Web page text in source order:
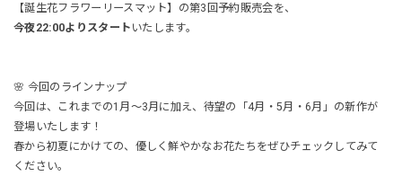
【誕生花フラワーリースマット】の第3回予約販売会を、
今夜22:00よりスタート いたします。
🌸 今回のラインナップ
今回は、これまでの1月〜3月に加え、待望の「4月・5月・6月」の新作が
登場いたします！
春から初夏にかけての、優しく鮮やかなお花たちをぜひチェックしてみて
ください。